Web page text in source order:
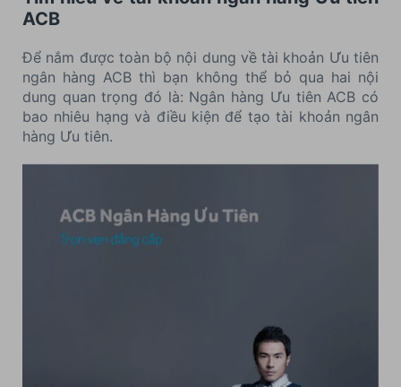
ACB
Để nắm được toàn bộ nội dung về tài khoản Ưu tiên
ngân hàng ACB thì bạn không thể bỏ qua hai nội
dung quan trọng đó là: Ngân hàng Ưu tiên ACB có
bao nhiêu hạng và điều kiện để tạo tài khoản ngân
hàng Ưu tiên.